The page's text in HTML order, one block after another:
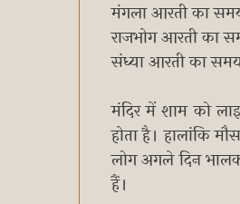
मंगला आरती का
राजभोग आरती का
संध्या आरती का
मंदिर में शाम को
होता है। हालांकि
लोग अगले दिन
हैं।